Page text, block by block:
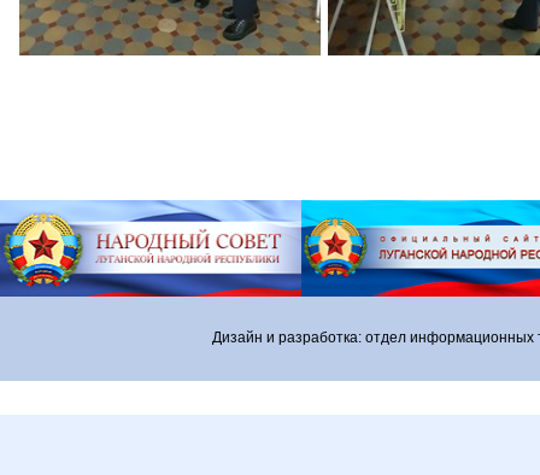
Дизайн и разработка: отдел информационных